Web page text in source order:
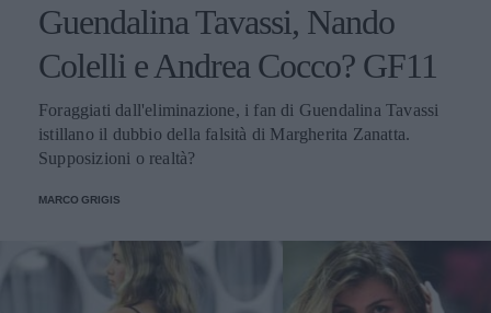
Guendalina Tavassi, Nando
Colelli e Andrea Cocco? GF11
Foraggiati dall'eliminazione, i fan di Guendalina Tavassi
istillano il dubbio della falsità di Margherita Zanatta.
Supposizioni o realtà?
MARCO GRIGIS